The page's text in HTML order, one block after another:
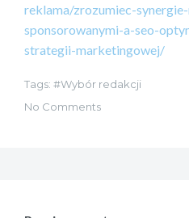
reklama/zrozumiec-
sponsorowanymi-a-seo-
strategii-marketingowej/
Tags:
Wybór redakcji
No Comments